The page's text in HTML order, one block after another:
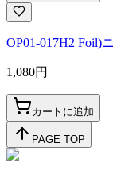
OP01-017H2 Foil)
1,080円
カートに追加
PAGE TOP